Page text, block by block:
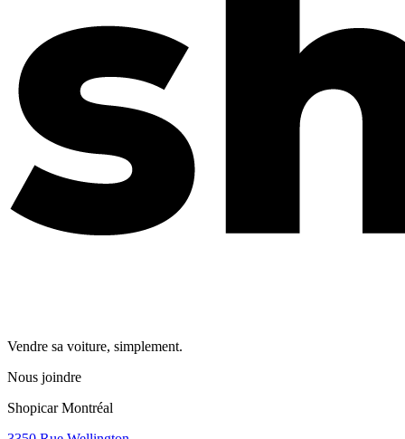
Vendre sa voiture, simplement.
Nous joindre
Shopicar Montréal